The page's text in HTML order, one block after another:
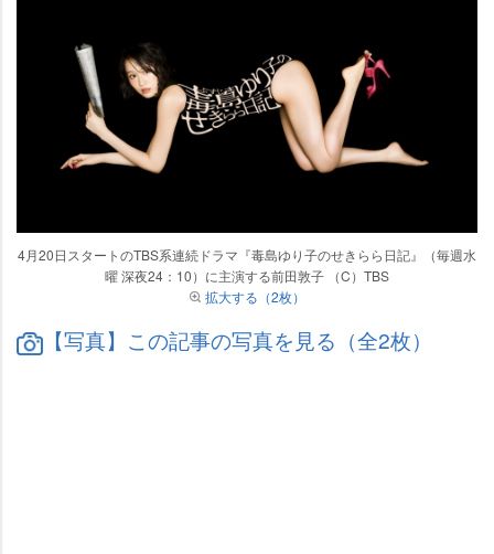
4月20日スタートのTBS系連続ドラマ『毒島ゆり子のせきらら日記』（毎週水
曜 深夜24：10）に主演する前田敦子 （C）TBS
拡大する（2枚）
【写真】この記事の写真を見る（全2枚）